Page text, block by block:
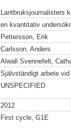
Lantbruksjournalisters
en kvantitativ
Pettersson, Erik
Carlsson, Anders
Alwall Svennefelt,
Självständigt arbete
UNSPECIFIED
2012
First cycle, G1E